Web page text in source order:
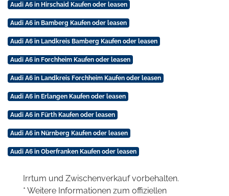
Audi A6 in Hirschaid Kaufen oder leasen
Audi A6 in Bamberg Kaufen oder leasen
Audi A6 in Landkreis Bamberg Kaufen oder leasen
Audi A6 in Forchheim Kaufen oder leasen
Audi A6 in Landkreis Forchheim Kaufen oder leasen
Audi A6 in Erlangen Kaufen oder leasen
Audi A6 in Fürth Kaufen oder leasen
Audi A6 in Nürnberg Kaufen oder leasen
Audi A6 in Oberfranken Kaufen oder leasen
Irrtum und Zwischenverkauf vorbehalten.
* Weitere Informationen zum offiziellen